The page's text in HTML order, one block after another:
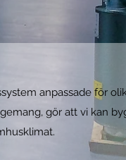
anpassade för
gör att vi kan